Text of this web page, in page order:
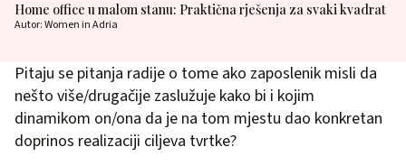
Home office u malom stanu: Praktična rješenja za svaki kvadrat
Autor: Women in Adria
Pitaju se pitanja radije o tome ako zaposlenik misli da
nešto više/drugačije zaslužuje kako bi i kojim
dinamikom on/ona da je na tom mjestu dao konkretan
doprinos realizaciji ciljeva tvrtke?